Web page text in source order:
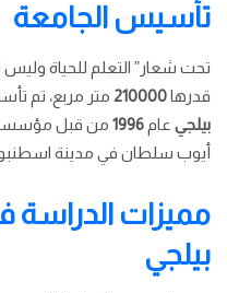
تأسيس الجامعة
تحت شعار” التعلم للحياة
قدرها210000 متر مربع، تم
بيلجي عام 1996 من قبل مؤسسة
أيوب سلطان في مدينة
مميزات
بيلجي